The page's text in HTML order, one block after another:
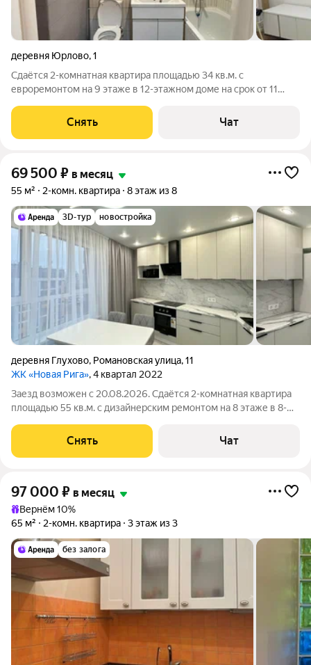
деревня Юрлово,1
Сдаётся 2-комнатная квартира площадью 34 кв.м. с
евроремонтом на 9 этаже в 12-этажном доме на срок от 11
Холодильник Микроволновка Дом - монолитный.
Коммунальные услуги по счетчикам
Снять Чат
69 500 ₽ в месяц
55 м² 2-комн. квартира 8 этаж из 8
3D-тур новостройка
деревня Глухово, Романовская улица,11
ЖК «Новая Рига», 4 квартал 2022
Заезд возможен с 20.08.2026. Сдаётся 2-комнатная квартира
площадью 55 кв.м. с дизайнерским ремонтом на 8 этаже в 8-
Стиральная машина Холодильник Посудомоечная машина
Снять Чат
97 000 ₽ в месяц
Вернём 10%
65 м²
2-комн. квартира 3 этаж из 3
без залога